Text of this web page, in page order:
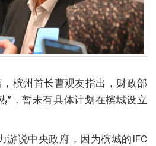
槟州首长曹观友指出，财政部
”，暂未有具体计划在槟城设立
游说中央政府，因为槟城的IFC